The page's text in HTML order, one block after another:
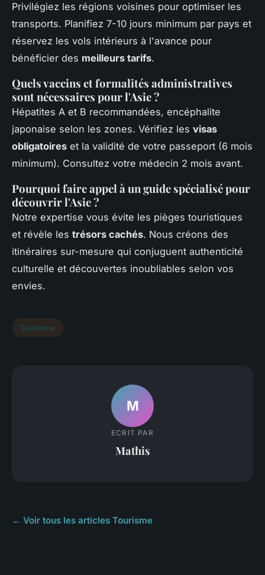
Privilégiez les régions voisines pour optimiser les
transports. Planifiez 7-10 jours minimum par pays et
réservez les vols intérieurs à l'avance pour
bénéficier des meilleurs tarifs.
Quels vaccins et formalités administratives
sont nécessaires pour l'Asie ?
Hépatites A et B recommandées, encéphalite
japonaise selon les zones. Vérifiez les visas
obligatoires et la validité de votre passeport (6 mois
minimum). Consultez votre médecin 2 mois avant.
Pourquoi faire appel à un guide spécialisé pour
découvrir l'Asie ?
Notre expertise vous évite les pièges touristiques
et révèle les trésors cachés. Nous créons des
itinéraires sur-mesure qui conjuguent authenticité
culturelle et découvertes inoubliables selon vos
envies.
Tourisme
M
ECRIT PAR
Mathis
← Voir tous les articles Tourisme